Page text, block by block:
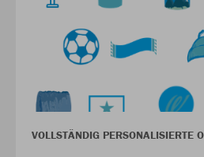
VOLLSTÄNDIG PERSONALISIERTE